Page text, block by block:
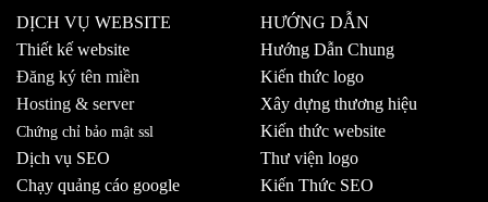
DỊCH VỤ WEBSITE
Thiết kế website
Đăng ký tên miền
Hosting & server
Chứng chỉ bảo mật ssl
Dịch vụ SEO
Chạy quảng cáo google
HƯỚNG DẪN
Hướng Dẫn Chung
Kiến thức logo
Xây dựng thương hiệu
Kiến thức website
Thư viện logo
Kiến Thức SEO